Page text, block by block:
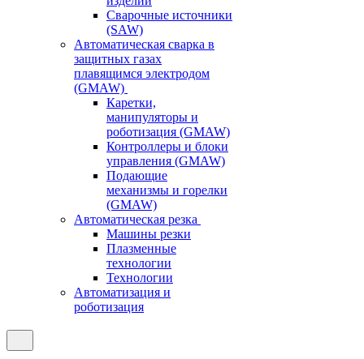
Сварочные источники
(SAW)
Автоматическая сварка в
защитных газах
плавящимся электродом
(GMAW)
Каретки,
манипуляторы и
роботизация (GMAW)
Контроллеры и блоки
управления (GMAW)
Подающие
механизмы и горелки
(GMAW)
Автоматическая резка
Машины резки
Плазменные
технологии
Технологии
Автоматизация и
роботизация